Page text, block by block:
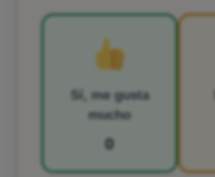
Sí, me gusta
mucho
0